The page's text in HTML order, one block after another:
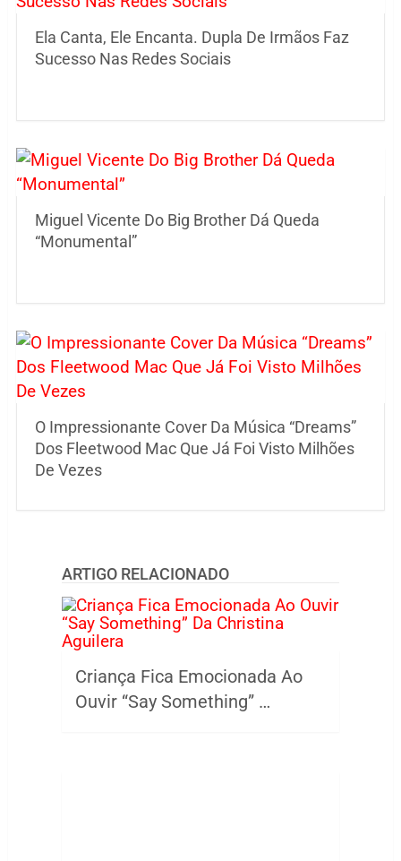
Ela Canta, Ele Encanta. Dupla De Irmãos Faz
Sucesso Nas Redes Sociais
Miguel Vicente Do Big Brother Dá Queda
“Monumental”
O Impressionante Cover Da Música “Dreams”
Dos Fleetwood Mac Que Já Foi Visto Milhões
De Vezes
ARTIGO RELACIONADO
Criança Fica Emocionada Ao
Ouvir “Say Something” …